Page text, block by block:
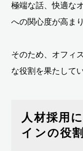
極端な話、快適な
への関心度が高ま
そのため、オフィ
な役割を果たして
人材採用
インの役割